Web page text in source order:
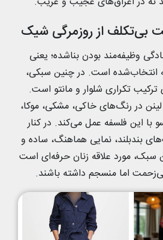
بی‌تکلف از روزمرگی شیک
وظیفه‌مند بودن بناشده؛ یعنی
انتخاب‌شده است. در چنین سبکی،
ترکیب تکراری شلوار و مانتو است.
در رنگ‌های خاکی، مشکی، موکا،
با این فلسفه عمل می‌کند. در کنار
بند‌بلند، نمایی هماهنگ، ساده و
مورد علاقه‌ زنان حرفه‌ای است
اما منسجم داشته باشند.